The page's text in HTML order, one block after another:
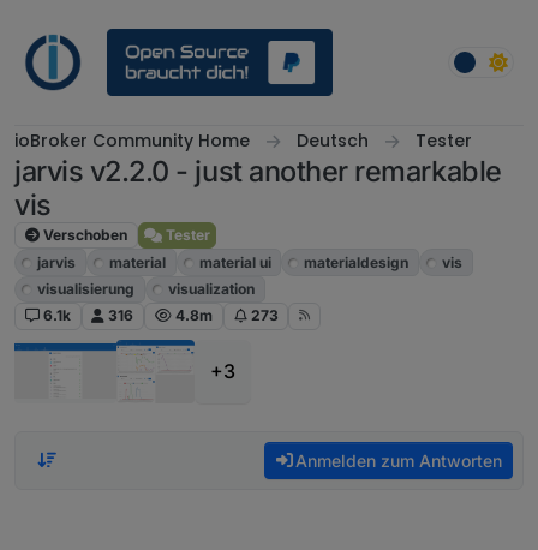
ioBroker Community Home Deutsch Tester
jarvis v2.2.0 - just another remarkable
vis
Verschoben
Tester
jarvis
material material ui materialdesign
vis
visualisierung
visualization
6.1k
316 4.8m 273
+3
Anmelden zum Antworten